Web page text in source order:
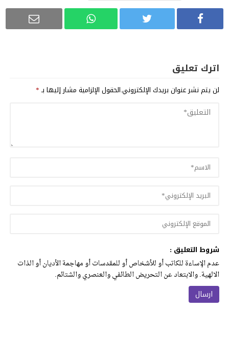
اترك تعليق
لن يتم نشر عنوان بريدك الإلكتروني.الحقول الإلزامية مشار إليها بـ*
شروط التعليق :
عدم الإساءة للكاتب أو للأشخاص أو للمقدسات أو مهاجمة الأديان أو الذات
الالهية. والابتعاد عن التحريض الطائفي والعنصري والشتائم.